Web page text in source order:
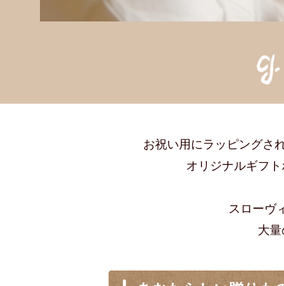
お祝い用にラッピングさ
オリジナルギフ
スローヴ
大